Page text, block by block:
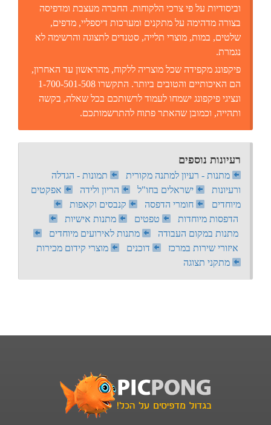
וביסודיות על פי צרכי הלקוחות. החברה מעצבת ומדפיסה
בצורה מדהימה על מתקנים ומערכות דיספליי, מדפים,
שלטים, במות, מוצרי תלייה, סטנדים לתצוגה והרשימה לא
נגמרת.
פיקפונג מקפידה שכל מוצריה ללקוח, מהראשון עד האחרון,
הם האיכותיים והטובים ביותר. התקשרו 1-700-501-508
ונציגי פיקפונג ישמחו לעמוד לרשותכם בכל שאלה, בקשה
ותהייה, וכמובן שהאתר פתוח להתרשמותכם.
רעיונות נוספים
מתנות - רעיון למתנה מקורית
תמונות - הגדלה
ורעיונות
ישראלים בחו"ל הריון ולידה
אפקטים
מיוחדים
חומרי הדפסה
קנבסים וקאפות
הדפסות מיוחדות
טפטים
מתנות אישיות
מתנות במקום העבודה
מתנות לאירועים מיוחדים
איזורי שירות במרכז
דוכנים
מוצרי קידום מכירות
מתקני תצוגה